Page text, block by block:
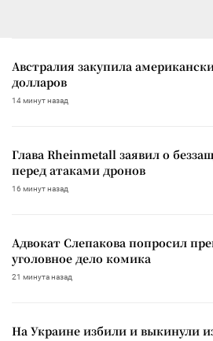
Австралия закупила
долларов
14 минут назад
Глава Rheinmetall заявил о
перед атаками дронов
16 минут назад
Адвокат Слепакова попросил
уголовное дело комика
21 минута назад
На Украине избили и выкинули